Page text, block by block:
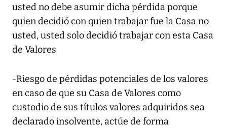
usted no debe asumir dicha pérdida porque
quien decidió con quien trabajar fue la Casa no
usted, usted solo decidió trabajar con esta Casa
de Valores
-Riesgo de pérdidas potenciales de los valores
en caso de que su Casa de Valores como
custodio de sus títulos valores adquiridos sea
declarado insolvente, actúe de forma